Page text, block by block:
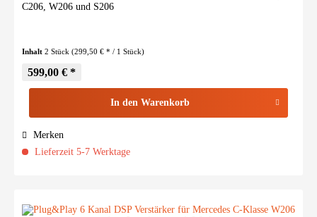
C206, W206 und S206
Inhalt 2 Stück (299,50 € * / 1 Stück)
599,00 € *
In den Warenkorb
Merken
Lieferzeit 5-7 Werktage